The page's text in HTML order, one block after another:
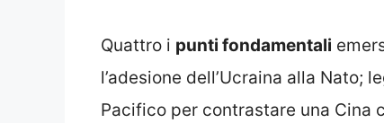
Quattro i punti fondamentali
l’adesione dell’Ucraina alla Nato;
Pacifico per contrastare una Cina